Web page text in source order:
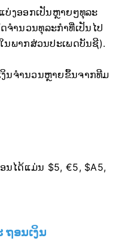
ບ່ງອອກເປັນຫຼາຍໆທຸລະ
ຈຳນວນທຸລະກຳທີ່ເປັນໄປ
ນພາກສ່ວນປະເພດບັນຊີ).
ນຈຳນວນຫຼາຍຂຶ້ນຈາກທີມ
ນໄດ້ແມ່ນ $5, €5, $A5,
ອນເງິນ